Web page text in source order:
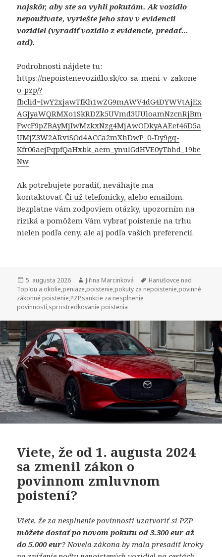
najskôr, aby ste sa vyhli pokutám. Ak vozidlo
nepoužívate, vyriešte jeho stav v evidencii
vozidiel (vyradiť vozidlo z evidencie, predať…
atď).
Podrobnosti nájdete tu:
https://nepoistenevozidlo.sk/co-sa-meni-v-zakone-
o-pzp/?
fbclid=IwY2xjawTfKh1wZG9mAWV4dG4DYWVtAjEx
AGJyaWQRMXo1SkRDZk5UVmd3UUloamNzcnRjBm
FwcF9pZBAyMjIwMzkxNzg4MjAwODkyAAEet46D5a
UMjZ3W2ARviSOd4ACCa2mXhDwP_0-Dy9gq-
Kfr06aejPqpfQaHxbk_aem_ynulGdHVE0yTbhd_19be
Nw
Ak potrebujete poradiť, neváhajte ma
kontaktovať.Či už telefonicky, alebo emailom.
Bezplatne vám zodpoviem otázky, upozorním na
riziká a pomôžem Vám vybrať poistenie na trhu
nielen podľa ceny, ale aj podľa vašich preferencií.
Publikované
5. augusta 2026 Autor
Jiřina Marcinková Značky
Hanušovce nad
Topľou a okolie,peniaze,poistenie,pokuty za nepoistenie,povinné
zákonné poistenie,PZP,sankcie za nesplnenie
povinností,sprostredkovanie poistenia
Viete, že od 1. augusta 2024
sa zmenil zákon o
povinnom zmluvnom
poistení?
Viete, že za nesplnenie povinnosti uzatvoriť si PZP
môžete dostať po novom pokutu od 3.300 eur až
do 5.000 eur? Novela zákona by mala presadiť kroky